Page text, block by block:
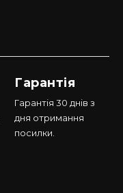
Гарантія
Гарантія 30 днів з
дня отримання
посилки.